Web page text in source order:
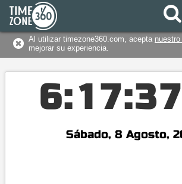
Al utilizar timezone360.com, acepta
mejorar su experiencia.
6:17:38
Sábado, 8 Agosto,